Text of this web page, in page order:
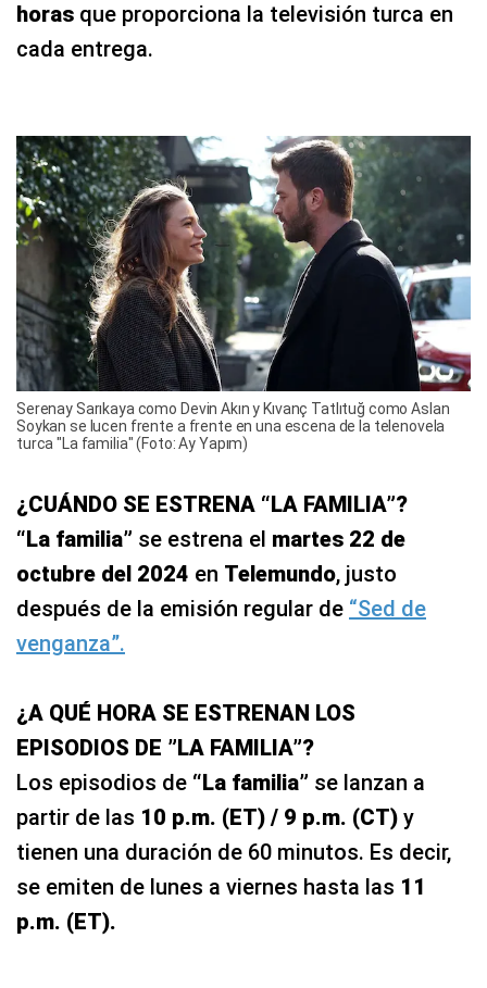
horas que proporciona la televisión turca en
cada entrega.
Serenay Sarıkaya como Devin Akın y Kıvanç Tatlıtuğ como Aslan
Soykan se lucen frente a frente en una escena de la telenovela
turca "La familia" (Foto: Ay Yapım)
¿CUÁNDO SE ESTRENA “LA FAMILIA”?
“La familia” se estrena el martes 22 de
octubre del 2024 en Telemundo, justo
después de la emisión regular de “Sed de
venganza”.
¿A QUÉ HORA SE ESTRENAN LOS
EPISODIOS DE ”LA FAMILIA”?
Los episodios de “La familia” se lanzan a
partir de las 10 p.m. (ET) / 9 p.m. (CT) y
tienen una duración de 60 minutos. Es decir,
se emiten de lunes a viernes hasta las 11
p.m. (ET).